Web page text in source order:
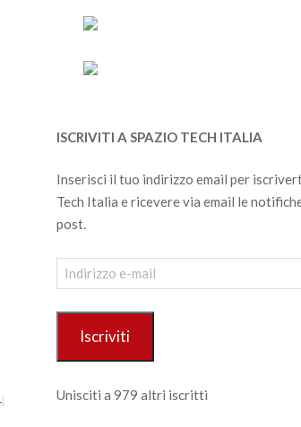
ISCRIVITI A SPAZIO TECH ITALIA
Inserisci il tuo indirizzo email per
Tech Italia e ricevere via email le
post.
Indirizzo
e-
Iscriviti
Unisciti a 979 altri iscritti